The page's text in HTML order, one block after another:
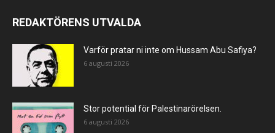
REDAKTÖRENS UTVALDA
Varför pratar ni inte om Hussam Abu Safiya?
6 augusti 2026
Stor potential för Palestinarörelsen.
6 augusti 2026